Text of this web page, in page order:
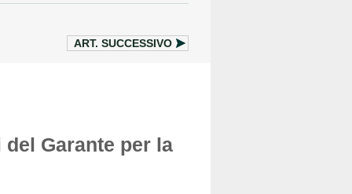
ART. SUCCESSIVO
Garante per la